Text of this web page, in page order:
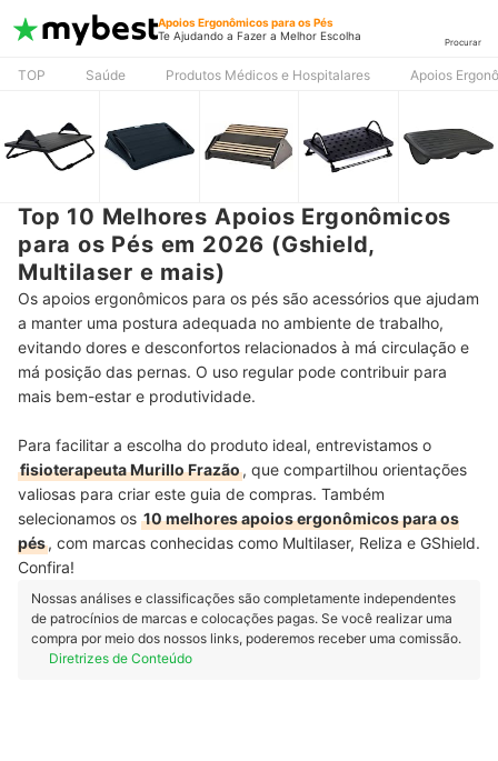
Apoios Ergonômicos para os Pés
Te Ajudando a Fazer a Melhor Escolha
Procurar
TOP Saúde Produtos Médicos e Hospitalares Apoios
Top 10 Melhores Apoios Ergonômicos
para os Pés em 2026 (Gshield,
Multilaser e mais)
Os apoios ergonômicos para os pés são acessórios que ajudam
a manter uma postura adequada no ambiente de trabalho,
evitando dores e desconfortos relacionados à má circulação e
má posição das pernas. O uso regular pode contribuir para
mais bem-estar e produtividade.
Para facilitar a escolha do produto ideal, entrevistamos o
fisioterapeuta Murillo Frazão, que compartilhou orientações
valiosas para criar este guia de compras. Também
selecionamos os 10 melhores apoios ergonômicos para os
pés, com marcas conhecidas como Multilaser, Reliza e GShield.
Confira!
Nossas análises e classificações são completamente independentes
de patrocínios de marcas e colocações pagas. Se você realizar uma
compra por meio dos nossos links, poderemos receber uma comissão.
Diretrizes de Conteúdo